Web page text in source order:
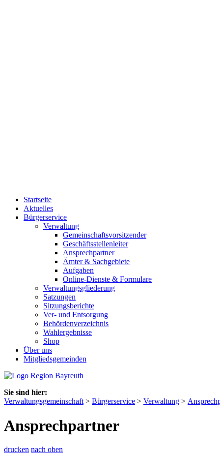
Startseite
Aktuelles
Bürgerservice
Verwaltung
Gemeinschaftsvorsitzender
Geschäftsstellenleiter
Ansprechpartner
Ämter & Sachgebiete
Aufgaben
Online-Dienste & Formulare
Verwaltungsgliederung
Satzungen
Sitzungsberichte
Ver- und Entsorgung
Behördenverzeichnis
Wahlergebnisse
Shop
Über uns
Mitgliedsgemeinden
Sie sind hier:
Verwaltungsgemeinschaft > Bürgerservice > Verwaltung >
Ansprechpartner
drucken nach oben